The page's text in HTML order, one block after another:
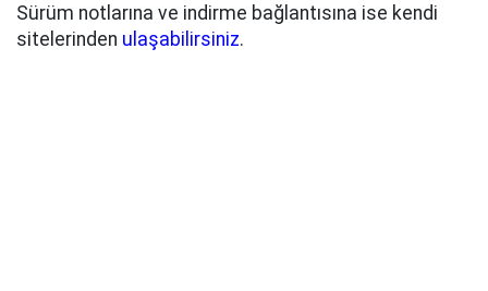
Sürüm notlarına ve indirme bağlantısına ise kendi
sitelerinden ulaşabilirsiniz.